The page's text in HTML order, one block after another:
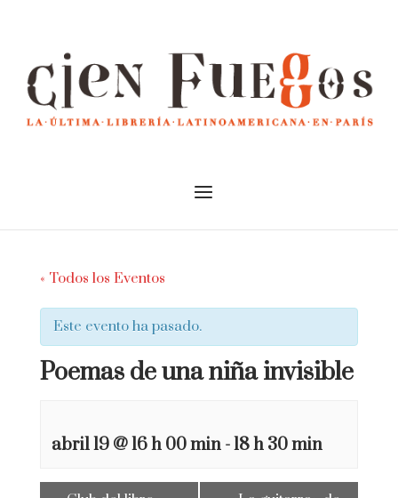
Menu
« Todos los Eventos
Este evento ha pasado.
Poemas de una niña invisible
abril 19 @ 16 h 00 min -18 h 30 min